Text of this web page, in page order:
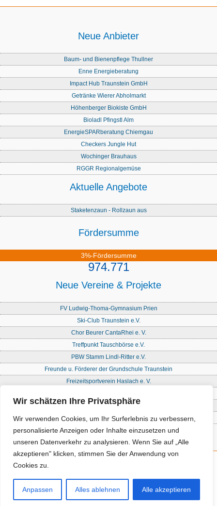
Wir schätzen Ihre Privatsphäre
Wir verwenden Cookies, um Ihr Surferlebnis zu verbessern,
personalisierte Anzeigen oder Inhalte einzusetzen und
unseren Datenverkehr zu analysieren. Wenn Sie auf „Alle
akzeptieren" klicken, stimmen Sie der Anwendung von
Cookies zu.
Anpassen Alles ablehnen Alle akzeptieren
Neue Anbieter
Baum- und Bienenpflege Thullner
Enne Energieberatung
Impact Hub Traunstein GmbH
Getränke Wierer Abholmarkt
Höhenberger Biokiste GmbH
Bioladl Pfingstl Alm
EnergieSPARberatung Chiemgau
Checkers Jungle Hut
Wochinger Brauhaus
RGGR Regionalgemüse
Aktuelle Angebote
Staketenzaun - Rollzaun aus
Fördersumme
3%-Fördersumme
974.771
Neue Vereine & Projekte
FV Ludwig-Thoma-Gymnasium Prien
Ski-Club Traunstein e.V.
Chor Beurer CantaRhei e. V.
Treffpunkt Tauschbörse e.V.
PBW Stamm Lindl-Ritter e.V.
Freunde u. Förderer der Grundschule Traunstein
Freizeitsportverein Haslach e. V.
Initiative Nandlstadt Eltern für Kinder e. V.
Reit- und Fahrverein Traunstein e. V
Impressum
Datenschutz